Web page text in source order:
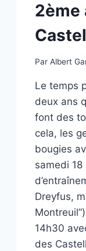
2ème
Par Albert
Le temps
deux ans
font des
cela, les
bougies
samedi
Dreyfus,
14h30
des